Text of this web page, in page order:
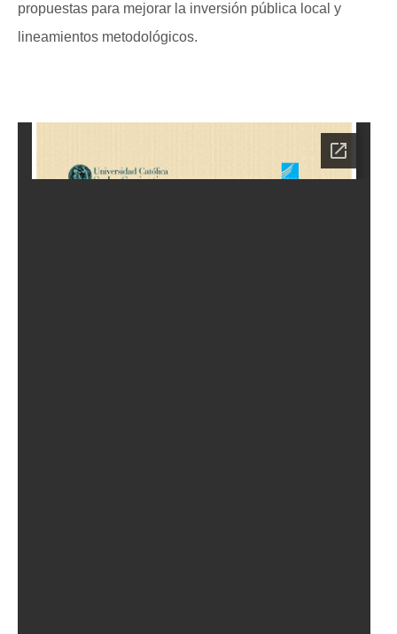
propuestas para mejorar la inversión pública local y
lineamientos metodológicos.